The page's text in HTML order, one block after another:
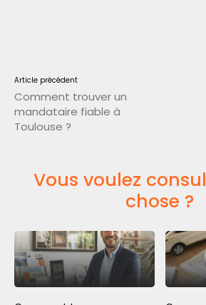
Article précédent
Comment trouver un
mandataire fiable à
Toulouse ?
Vous voulez
chose ?